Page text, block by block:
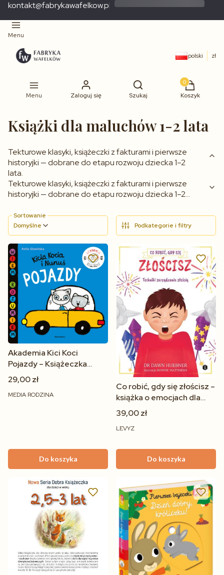
kontakt@fabrykawafelkow.pl
Menu
polski zł
Menu Zaloguj się Szukaj
Produkty w
Koszyk
Książki dla maluchów 1-2 lata
Tekturowe klasyki, książeczki z fakturami i pierwsze
historyjki — dobrane do etapu rozwoju dziecka 1–2
lata.
Tekturowe klasyki, książeczki z fakturami i pierwsze
historyjki — dobrane do etapu rozwoju dziecka 1–2
Sortowanie
Domyślne
Podkategorie i filtry
Akademia Kici Koci
Pojazdy – Książeczka
Edukacyjna dla Dzieci |
Anita Głowińska
29,00 zł
MEDIA RODZINA
Do koszyka
Co robić, gdy się złościsz –
książka o emocjach dla
dzieci 3+ | Levyz
39,00 zł
LEVYZ
Do koszyka